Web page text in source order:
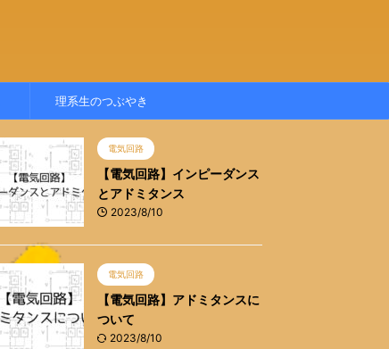
理系生のつぶやき
電気回路
【電気回路】インピーダンス
とアドミタンス
2023/8/10
電気回路
【電気回路】アドミタンスに
ついて
2023/8/10